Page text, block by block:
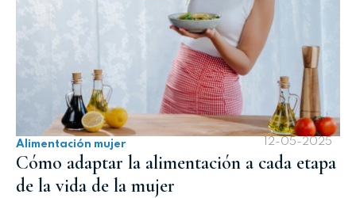
Alimentación mujer 12-05-2025
Cómo adaptar la alimentación a cada etapa
de la vida de la mujer